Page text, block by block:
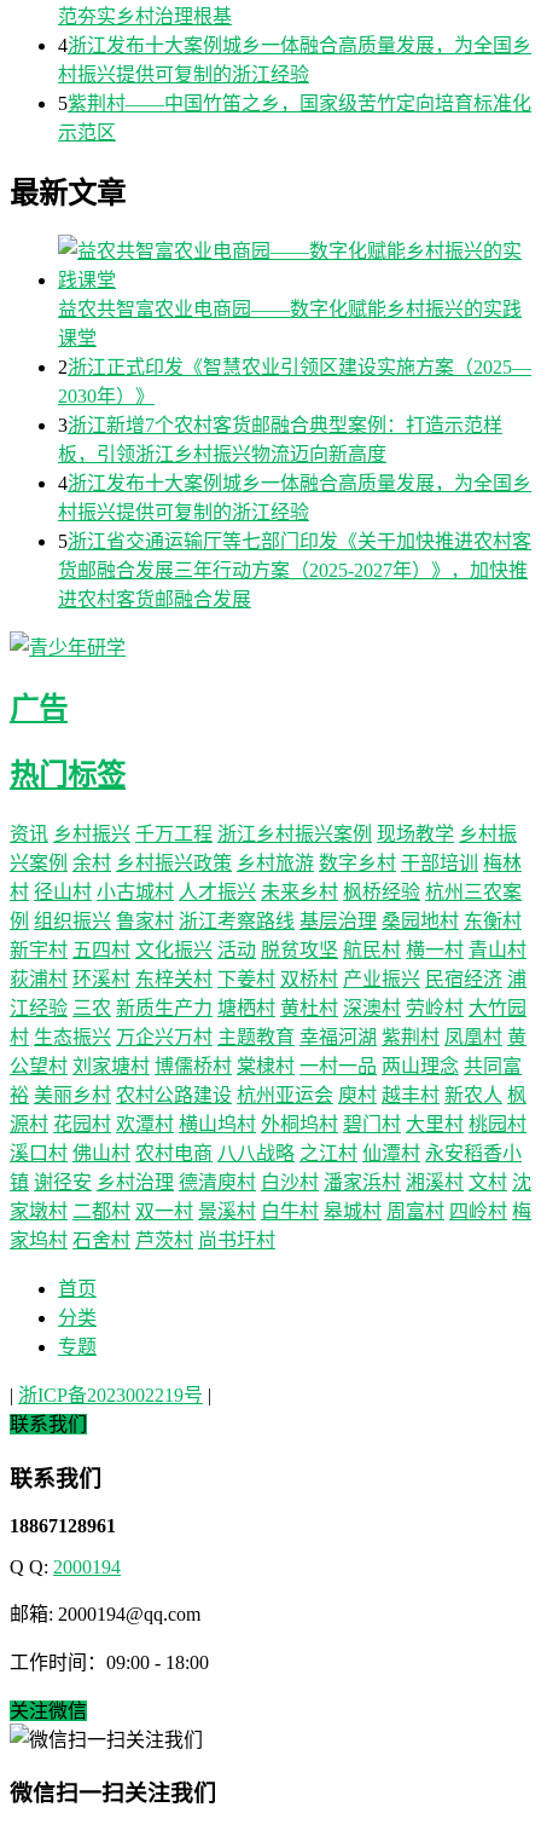
范夯实乡村治理根基
4浙江发布十大案例城乡一体融合高质量发展，为全国乡
村振兴提供可复制的浙江经验
5紫荆村——中国竹笛之乡，国家级苦竹定向培育标准化
示范区
最新文章
益农共智富农业电商园——数字化赋能乡村振兴的实践
课堂
2浙江正式印发《智慧农业引领区建设实施方案（2025—
2030年）》
3浙江新增7个农村客货邮融合典型案例：打造示范样
板，引领浙江乡村振兴物流迈向新高度
4浙江发布十大案例城乡一体融合高质量发展，为全国乡
村振兴提供可复制的浙江经验
5浙江省交通运输厅等七部门印发《关于加快推进农村客
货邮融合发展三年行动方案（2025-2027年）》，加快推
进农村客货邮融合发展
广告
热门标签
资讯 乡村振兴 千万工程 浙江乡村振兴案例 现场教学 乡村振
兴案例 余村 乡村振兴政策 乡村旅游 数字乡村 干部培训
梅林
村 径山村 小古城村 人才振兴 未来乡村 枫桥经验 杭州三农案
例 组织振兴 鲁家村 浙江考察路线 基层治理 桑园地村 东衡村
新宇村 五四村 文化振兴 活动 脱贫攻坚 航民村 横一村 青山村
荻浦村 环溪村 东梓关村 下姜村 双桥村 产业振兴 民宿经济 浦
江经验 三农 新质生产力 塘栖村 黄杜村 深澳村 劳岭村 大竹园
村 生态振兴 万企兴万村 主题教育 幸福河湖 紫荆村 凤凰村 黄
公望村 刘家塘村 博儒桥村 棠棣村 一村一品 两山理念 共同富
裕 美丽乡村 农村公路建设 杭州亚运会 庾村 越丰村 新农人 枫
源村 花园村 欢潭村 横山坞村 外桐坞村 碧门村 大里村 桃园村
溪口村 佛山村 农村电商 八八战略 之江村 仙潭村 永安稻香小
镇 谢径安 乡村治理 德清庾村 白沙村 潘家浜村 湘溪村 文村 沈
家墩村 二都村 双一村 景溪村 白牛村 皋城村 周富村 四岭村 梅
家坞村 石舍村 芦茨村 尚书圩村
首页
分类
专题
| 浙ICP备2023002219号 |
联系我们
联系我们
18867128961
Q Q: 2000194
邮箱: 2000194@qq.com
工作时间：09:00 - 18:00
关注微信
微信扫一扫关注我们